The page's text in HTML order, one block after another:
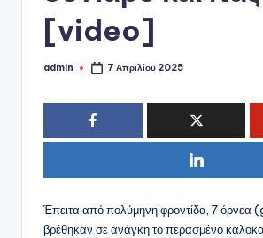
[video]
Συγγραφέας:
admin 7 Απριλίου 2025
Έπειτα από πολύμηνη φροντίδα, 7
βρέθηκαν σε ανάγκη το περασμένο